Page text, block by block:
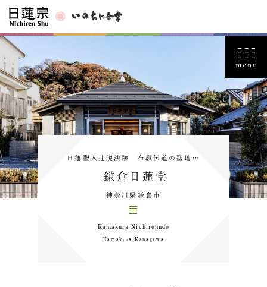
日蓮聖人辻説法跡 布教伝道の聖地…
鎌倉日蓮堂
神奈川県鎌倉市
Kamakura Nichirenndo
Kamakura,Kanagawa